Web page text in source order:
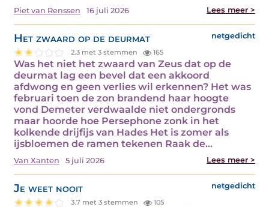
Piet van Renssen 16 juli 2026 Lees meer >
Het zwaard op de deurmat netgedicht
2.3 met 3 stemmen 165
Was het niet het zwaard van Zeus dat op de
deurmat lag een bevel dat een akkoord
afdwong en geen verlies wil erkennen? Het was
februari toen de zon brandend haar hoogte
vond Demeter verdwaalde niet ondergronds
maar hoorde hoe Persephone zonk in het
kolkende drijfijs van Hades Het is zomer als
ijsbloemen de ramen tekenen Raak de…
Van Xanten 5 juli 2026 Lees meer >
Je weet nooit netgedicht
3.7 met 3 stemmen 105